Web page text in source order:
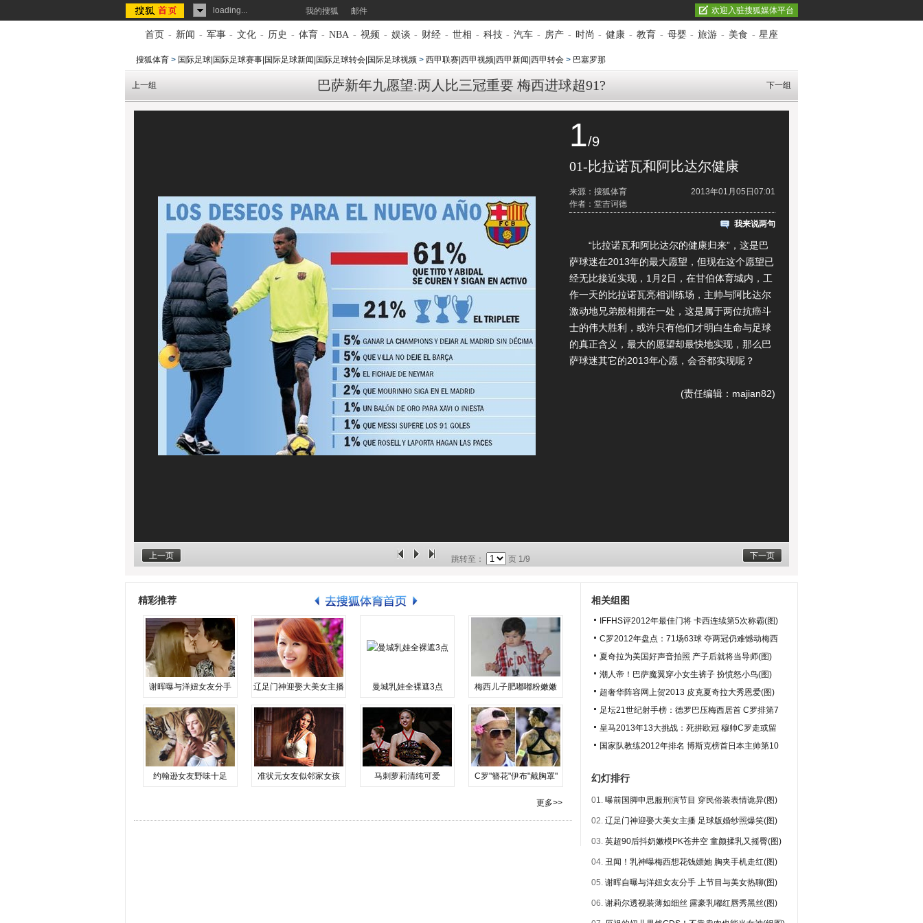
loading... 我的搜狐 邮件 欢迎入驻搜狐媒体平台
首页 - 新闻 - 军事 - 文化 - 历史 - 体育 - NBA - 视频 - 娱谈 - 财经 - 世相 - 科技 - 汽车 - 房产 - 时尚 - 健康 - 教育 - 母婴 - 旅游 - 美食 - 星座
搜狐体育 > 国际足球|国际足球赛事|国际足球新闻|国际足球转会|国际足球视频 > 西甲联赛|西甲视频|西甲新闻|西甲转会 > 巴塞罗那
巴萨新年九愿望:两人比三冠重要 梅西进球超91?
上一组 下一组
1/9
01-比拉诺瓦和阿比达尔健康
2013年01月05日07:01
来源：搜狐体育
作者：堂吉诃德
我来说两句
“比拉诺瓦和阿比达尔的健康归来”，这是巴
萨球迷在2013年的最大愿望，但现在这个愿望已
经无比接近实现，1月2日，在甘伯体育城内，工
作一天的比拉诺瓦亮相训练场，主帅与阿比达尔
激动地兄弟般相拥在一处，这是属于两位抗癌斗
士的伟大胜利，或许只有他们才明白生命与足球
的真正含义，最大的愿望却最快地实现，那么巴
萨球迷其它的2013年心愿，会否都实现呢？
(责任编辑：majian82)
上一页 下一页
跳转至： 页 1/9
精彩推荐
谢晖曝与洋妞女友分手 辽足门神迎娶大美女主播 曼城乳娃全裸遮3点 梅西儿子肥嘟嘟粉嫩嫩
约翰逊女友野味十足 准状元女友似邻家女孩 马刺萝莉清纯可爱 C罗"簪花"伊布"戴胸罩"
更多>>
相关组图
IFFHS评2012年最佳门将 卡西连续第5次称霸(图)
C罗2012年盘点：71场63球 夺两冠仍难憾动梅西
夏奇拉为美国好声音拍照 产子后就将当导师(图)
潮人帝！巴萨魔翼穿小女生裤子 扮愤怒小鸟(图)
超奢华阵容网上贺2013 皮克夏奇拉大秀恩爱(图)
足坛21世纪射手榜：德罗巴压梅西居首 C罗排第7
皇马2013年13大挑战：死拼欧冠 穆帅C罗走或留
国家队教练2012年排名 博斯克榜首日本主帅第10
幻灯排行
01. 曝前国脚申思服刑演节目 穿民俗装表情诡异(图)
02. 辽足门神迎娶大美女主播 足球版婚纱照爆笑(图)
03. 英超90后抖奶嫩模PK苍井空 童颜揉乳又摇臀(图)
04. 丑闻！乳神曝梅西想花钱嫖她 胸夹手机走红(图)
05. 谢晖自曝与洋妞女友分手 上节目与美女热聊(图)
06. 谢莉尔透视装薄如细丝 露豪乳嘟红唇秀黑丝(图)